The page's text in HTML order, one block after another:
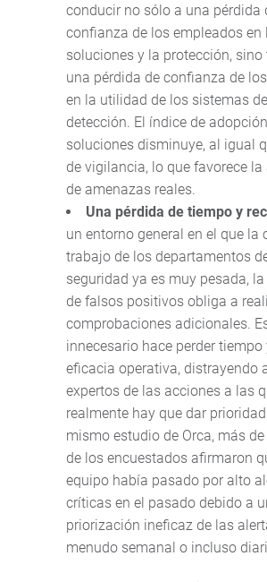
conducir no sólo a una pérdida
confianza de los empleados en
soluciones y la protección, sino
una pérdida de confianza de
en la utilidad de los sistemas de
detección. El índice de
soluciones disminuye, al igual
de vigilancia, lo que favorece
de amenazas reales.
Una pérdida de tiempo y
un entorno general en el que la
trabajo de los departamentos
seguridad ya es muy pesada,
de falsos positivos obliga a
comprobaciones adicionales.
innecesario hace perder tiempo
eficacia operativa, distrayendo
expertos de las acciones a las
realmente hay que dar
mismo estudio de Orca, más
de los encuestados afirmaron
equipo había pasado por alto
críticas en el pasado debido a
priorización ineficaz de las
menudo semanal o incluso